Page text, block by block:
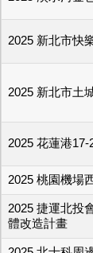
2025 新北市快
2025 新北市土
2025 花蓮港
2025 桃園機場
2025 捷運北投
體改造計畫